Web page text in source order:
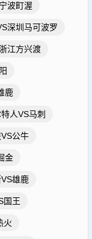
波町渥
深圳马可波罗
江方兴渡
鹿
人VS马刺
公牛
金
雄鹿
国王
火